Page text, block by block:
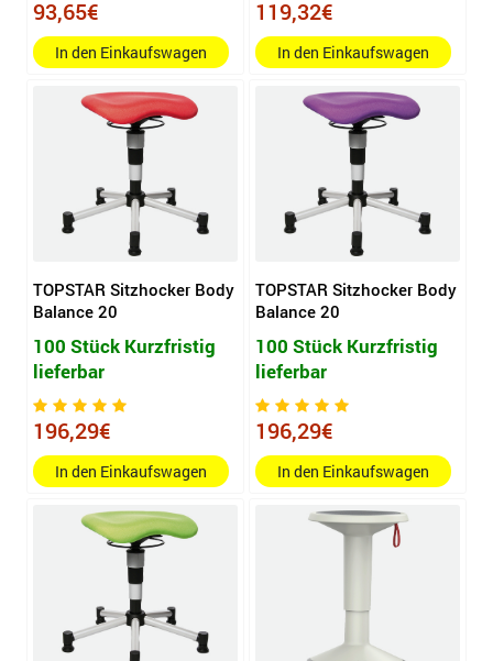
93,65€
In den Einkaufswagen
119,32€
In den Einkaufswagen
TOPSTAR Sitzhocker Body
Balance 20
100 Stück Kurzfristig
lieferbar
196,29€
In den Einkaufswagen
TOPSTAR Sitzhocker Body
Balance 20
100 Stück Kurzfristig
lieferbar
196,29€
In den Einkaufswagen